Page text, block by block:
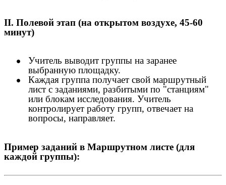
II. Полевой этап (на открытом воздухе, 45-60
минут)
Учитель выводит группы на заранее
выбранную площадку.
Каждая группа получает свой маршрутный
лист с заданиями, разбитыми по "станциям"
или блокам исследования. Учитель
контролирует работу групп, отвечает на
вопросы, направляет.
Пример заданий в Маршрутном листе (для
каждой группы):